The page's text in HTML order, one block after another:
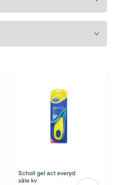
Scholl gel act everyd
såle kv